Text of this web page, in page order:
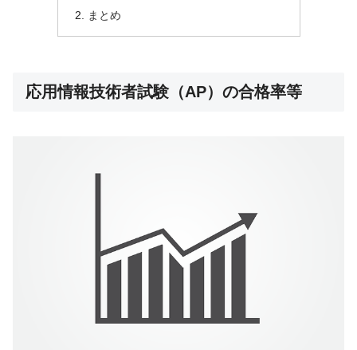
まとめ
応用情報技術者試験（AP）の合格率等